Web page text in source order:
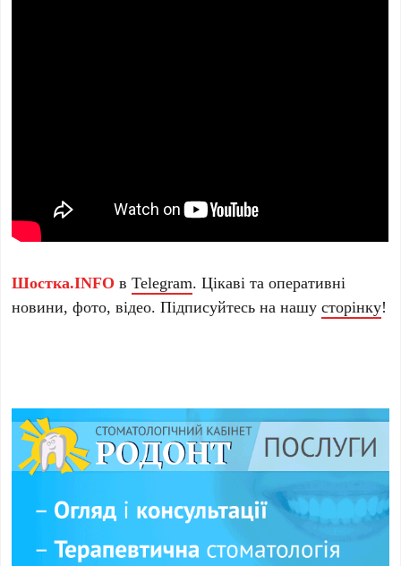
Шостка.INFO вTelegram. Цікаві та оперативні
новини, фото, відео. Підписуйтесь на нашусторінку!